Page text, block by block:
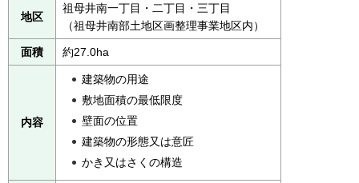
地区
祖母井南一丁目・二丁目・三丁目
（祖母井南部土地区画整理事業地区内）
面積 約27.0ha
内容
建築物の用途
敷地面積の最低限度
壁面の位置
建築物の形態又は意匠
かき又はさくの構造